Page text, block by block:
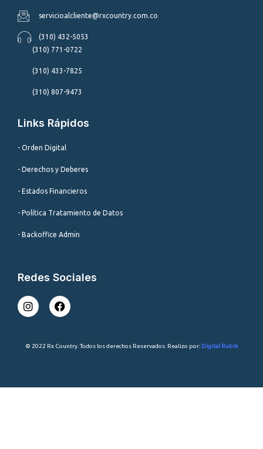
servicioalcliente@rxcountry.com.co
(310) 432-5053
(310) 771-0722
(310) 433-7825
(310) 807-9473
Links Rápidos
- Orden Digital
- Derechos y Deberes
- Estados Financieros
- Política Tratamiento de Datos
- Backoffice Admin
Redes Sociales
I
n
a
m
F
a
b
© 2022 Rx Country. Todos los derechos Reservados. Realizo por: Digital Rubik